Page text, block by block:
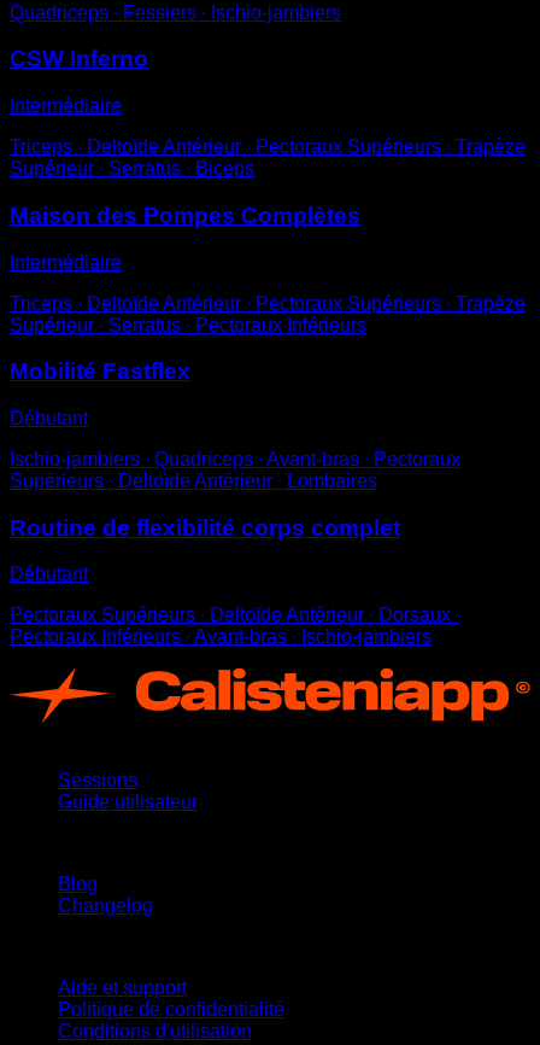
Quadriceps ∙ Fessiers ∙ Ischio-jambiers
CSW Inferno
Intermédiaire
Triceps ∙ Deltoïde Antérieur ∙ Pectoraux Supérieurs ∙ Trapèze
Supérieur ∙ Serratus ∙ Biceps
Maison des Pompes Complètes
Intermédiaire
Triceps ∙ Deltoïde Antérieur ∙ Pectoraux Supérieurs ∙ Trapèze
Supérieur ∙ Serratus ∙ Pectoraux Inférieurs
Mobilité Fastflex
Débutant
Ischio-jambiers ∙ Quadriceps ∙ Avant-bras ∙ Pectoraux
Supérieurs ∙ Deltoïde Antérieur ∙ Lombaires
Routine de flexibilité corps complet
Débutant
Pectoraux Supérieurs ∙ Deltoïde Antérieur ∙ Dorsaux ∙
Pectoraux Inférieurs ∙ Avant-bras ∙ Ischio-jambiers
Sessions
Guide utilisateur
Blog
Changelog
Aide et support
Politique de confidentialité
Conditions d'utilisation